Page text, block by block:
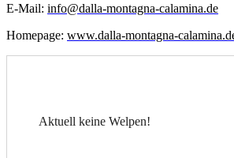
E-Mail: info@dalla-montagna-calamina.de
Homepage: www.dalla-montagna-
Aktuell keine Welpen!